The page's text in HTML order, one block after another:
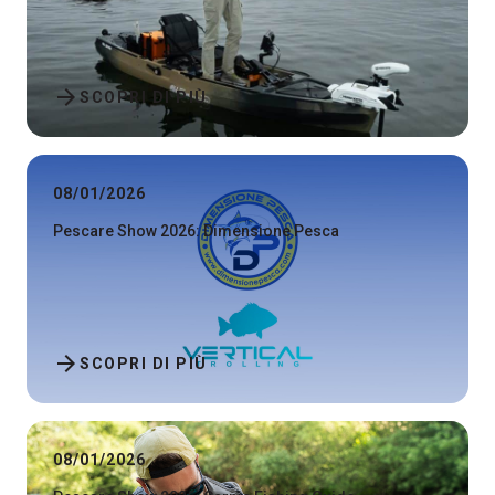
SCOPRI DI PIÙ
arrow_forward
08/01/2026
Pescare Show 2026: Dimensione Pesca
SCOPRI DI PIÙ
arrow_forward
08/01/2026